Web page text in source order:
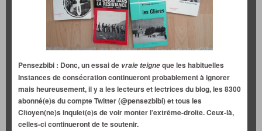
Pensezbibi : Donc, un essai de vraie teigneque les habituelles
Instances de consécration continueront probablement à ignorer
mais heureusement, il y a les lecteurs et lectrices du blog, les 8300
abonné(e)s du compte Twitter (@pensezbibi) et tous les
Citoyen(ne)s inquiet(e)s de voir monter l’extrême-droite. Ceux-là,
celles-ci continueront de te soutenir.